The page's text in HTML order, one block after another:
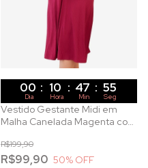
00 : 10 : 47 : 53
Dia Hora Min Seg
Vestido Gestante Midi em
Malha Canelada Magenta com
R$99,90
R$199,90
50% OFF